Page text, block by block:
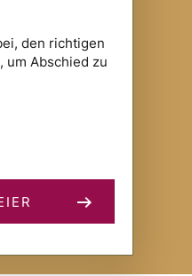
den richtigen
um Abschied zu